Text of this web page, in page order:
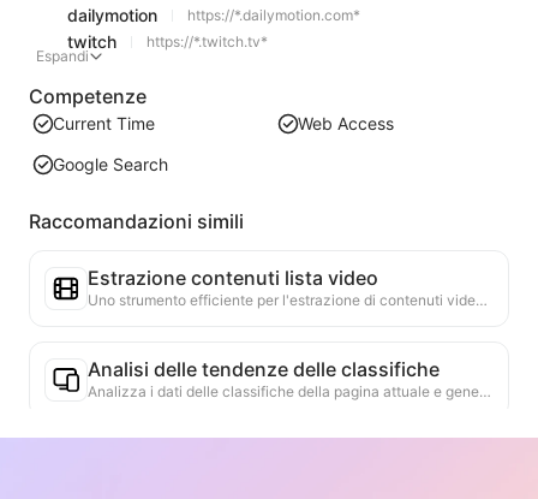
dailymotion https://*.dailymotion.com*
twitch
https://*.twitch.tv*
Espandi
Competenze
Current Time
Web Access
Google Search
Raccomandazioni simili
Estrazione contenuti lista video
Uno strumento efficiente per l'estrazione di contenuti video da pagine web, in grado di scansionare rapidamente le pagine e organizzare le informazioni sui video in una tabella Markdown strutturata.
Analisi delle tendenze delle classifiche
Analizza i dati delle classifiche della pagina attuale e genera un rapporto sulle tendenze. Identifica le categorie popolari, i tipi di prodotti in rapida ascesa e le tecnologie emergenti. Fornisce approfondimenti di mercato immediati per aiutarti a comprendere le ultime tendenze dei prodotti e le dinamiche di mercato.